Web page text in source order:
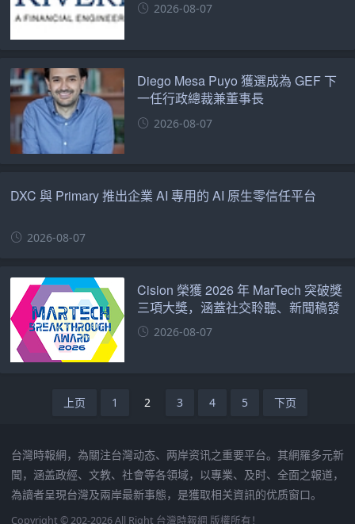
2026-08-07
Diego Mesa Puyo 獲選成為 GEF 下
一任行政總裁兼董事長
2026-08-07
DXC 與 Primary 推出企業 AI 專用的 AI 原生零信任平台
2026-08-07
Cision 榮獲 2026 年 MarTech 突破獎
三項大獎，涵蓋社交聆聽、新聞稿發
佈及 AEO 領域
2026-08-07
上页 1 2 3 4 5 下页
台灣時報網，為關注台灣动态、两岸资讯之重要平台。其網羅多元新
聞，涵盖政經、文教、社會等各領域，以專業、及时、全面之報道，
為讀者呈現台灣及兩岸最新事態，是獲取相关資訊的优质窗口。
Copyright © 202-2026 All Right 台灣時報網 版權所有！